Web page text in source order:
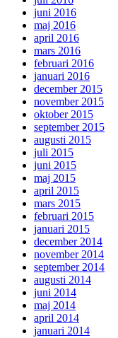
juni 2016
maj 2016
april 2016
mars 2016
februari 2016
januari 2016
december 2015
november 2015
oktober 2015
september 2015
augusti 2015
juli 2015
juni 2015
maj 2015
april 2015
mars 2015
februari 2015
januari 2015
december 2014
november 2014
september 2014
augusti 2014
juni 2014
maj 2014
april 2014
januari 2014